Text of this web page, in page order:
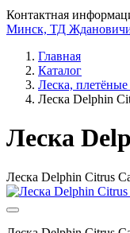
Контактная
Минск, ТД
Главная
Каталог
Леска,
Леска Delphin
Леска
Леска Delphin Citrus